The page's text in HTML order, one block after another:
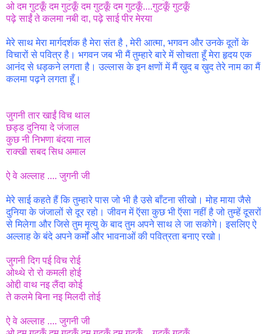
ओ दम गुटकूँ दम गुटकूँ दम गुटकूँ दम गुटकूँ....गुटकूँ गुटकूँ
पढ़े साईं ते कलमा नबी दा, पढ़े साई पीर मेरया
मेरे साथ मेरा मार्गदर्शक है मेरा संत है , मेरी आत्मा, भगवन और उनके दूतों के
विचारों से पवित्र है। भगवन जब भी मैं तुम्हारे बारे में सोचता हूँ मेरा हृदय एक
आनंद से धड़कने लगता है। उल्लास के इन क्षणों में मैं ख़ुद ब ख़ुद तेरे नाम का मैं
कलमा पढ़ने लगता हूँ।
जुगनी तार खाईं विच थाल
छड्ड दुनिया दे जंजाल
कुछ नी निभणा बंदया नाल
राक्खी सबद सिध अमाल
ऐ वे अल्लाह .... जुगनी जी
मेरे साई कहते हैं कि तुम्हारे पास जो भी है उसे बाँटना सीखो। मोह माया जैसे
दुनिया के जंजालों से दूर रहो। जीवन में ऍसा कुछ भी ऍसा नहीं है जो तुम्हें दूसरों
से मिलेगा और जिसे तुम मृत्यु के बाद तुम अपने साथ ले जा सकोगे। इसलिए ऐ
अल्लाह के बंदे अपने कर्मों और भावनाओं की पवित्रता बनाए रखो।
जुगनी दिग पई विच रोई
ओथ्थे रो रो कमली होई
ओद्दी वाथ नइ लैंदा कोई
ते कलमे बिना नइ मिलदी तोई
ऐ वे अल्लाह .... जुगनी जी